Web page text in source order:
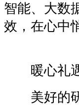
智能、大数
效，在心中
暖心礼遇
美好的研